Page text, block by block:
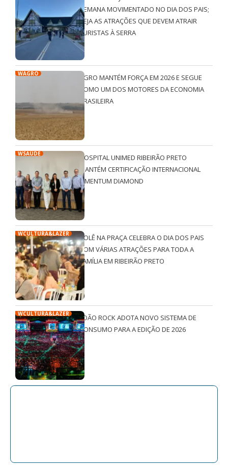
SEMANA MOVIMENTADO NO DIA DOS PAIS;
VEJA AS ATRAÇÕES QUE DEVEM ATRAIR
TURISTAS À SERRA
WAGRO
AGRO MANTÉM FORÇA EM 2026 E SEGUE
COMO UM DOS MOTORES DA ECONOMIA
BRASILEIRA
WSAÚDE
HOSPITAL UNIMED RIBEIRÃO PRETO
MANTÉM CERTIFICAÇÃO INTERNACIONAL
QMENTUM DIAMOND
WCULTURA&LAZER
ROLÊ NA PRAÇA CELEBRA O DIA DOS PAIS
COM VÁRIAS ATRAÇÕES PARA TODA A
FAMÍLIA EM RIBEIRÃO PRETO
WCULTURA&LAZER
JOÃO ROCK ADOTA NOVO SISTEMA DE
CONSUMO PARA A EDIÇÃO DE 2026